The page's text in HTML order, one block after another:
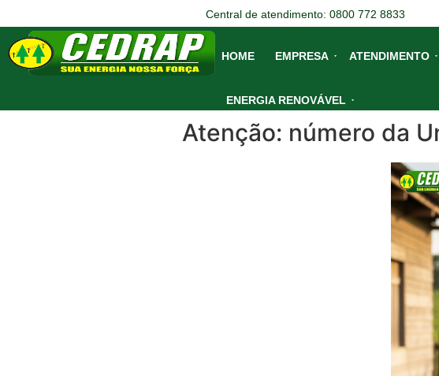
Central de atendimento: 0800 772 8833
HOME EMPRESA ATENDIMENTO
ENERGIA RENOVÁVEL
Atenção: número da